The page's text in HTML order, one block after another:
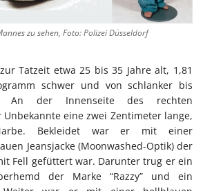
zu sehen, Foto: Polizei Düsseldorf
Tatzeit etwa 25 bis 35 Jahre alt, 1,81
schwer und von schlanker bis
An der Innenseite des rechten
eine zwei Zentimeter lange,
Bekleidet war er mit einer
Jeansjacke (Moonwashed-Optik) der
Fell gefüttert war. Darunter trug er ein
der Marke “Razzy” und ein